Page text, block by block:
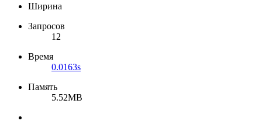
Ширина
Запросов
12
Время
0.0163s
Память
5.52MB